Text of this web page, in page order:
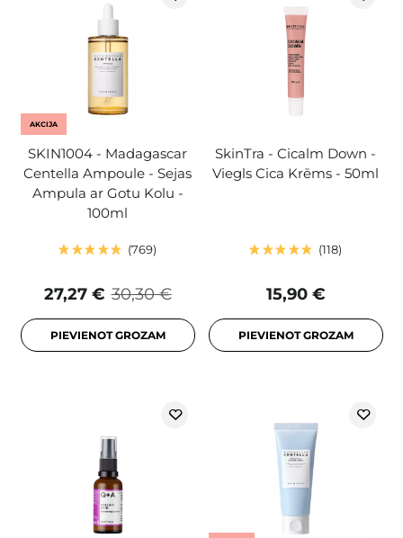
AKCIJA
SKIN1004 - Madagascar
Centella Ampoule - Sejas
Ampula ar Gotu Kolu -
100ml
769
30,30 €
27,27 €
PIEVIENOT GROZAM
SkinTra - Cicalm Down -
Viegls Cica Krēms - 50ml
118
15,90 €
PIEVIENOT GROZAM